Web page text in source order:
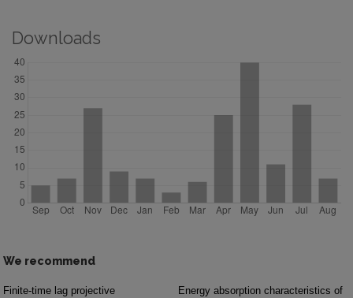
Downloads
We recommend
Finite-time lag projective
Energy absorption characteristics of